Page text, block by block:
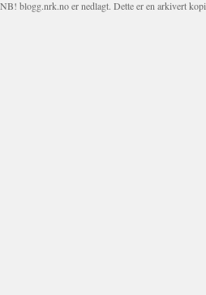
NB! blogg.nrk.no er nedlagt. Dette er en arkivert kopi